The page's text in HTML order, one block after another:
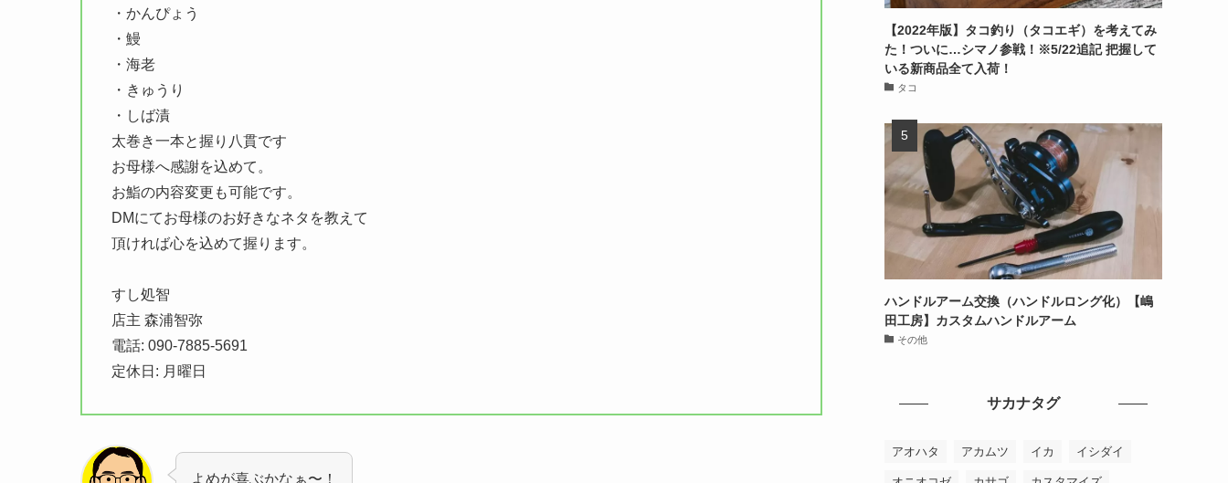
・かんぴょう
・鰻
・海老
・きゅうり
・しば漬
太巻き一本と握り八貫です
お母様へ感謝を込めて。
お鮨の内容変更も可能です。
DMにてお母様のお好きなネタを教えて
頂ければ心を込めて握ります。
すし処智
店主 森浦智弥
電話: 090-7885-5691
定休日: 月曜日
よめが喜ぶかなぁ〜！
【2022年版】タコ釣り（タコエギ）を考えてみ
た！ついに…シマノ参戦！※5/22追記 把握して
いる新商品全て入荷！
タコ
ハンドルアーム交換（ハンドルロング化）【嶋
田工房】カスタムハンドルアーム
その他
サカナタグ
アオハタ アカムツ イカ イシダイ